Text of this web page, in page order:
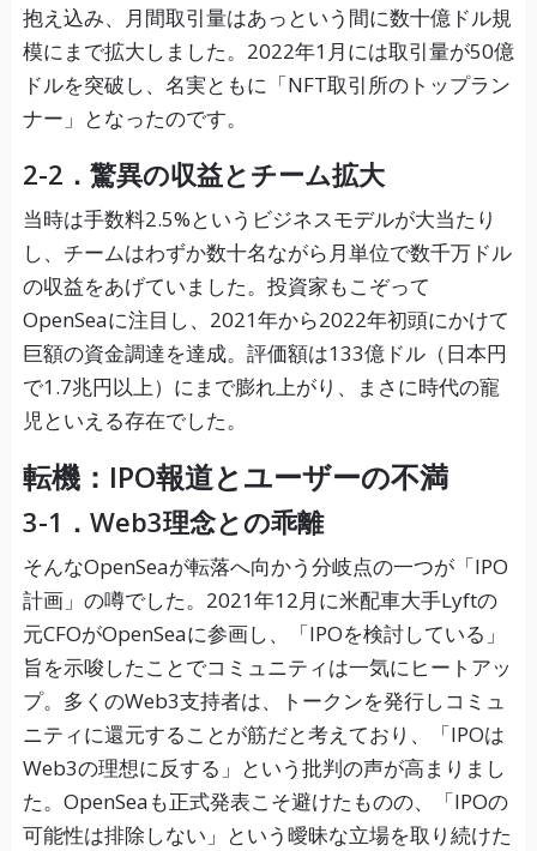
抱え込み、月間取引量はあっという間に数十億ドル規
模にまで拡大しました。2022年1月には取引量が50億
ドルを突破し、名実ともに「NFT取引所のトップラン
ナー」となったのです。
2-2．驚異の収益とチーム拡大
当時は手数料2.5%というビジネスモデルが大当たり
し、チームはわずか数十名ながら月単位で数千万ドル
の収益をあげていました。投資家もこぞって
OpenSeaに注目し、2021年から2022年初頭にかけて
巨額の資金調達を達成。評価額は133億ドル（日本円
で1.7兆円以上）にまで膨れ上がり、まさに時代の寵
児といえる存在でした。
転機：IPO報道とユーザーの不満
3-1．Web3理念との乖離
そんなOpenSeaが転落へ向かう分岐点の一つが「IPO
計画」の噂でした。2021年12月に米配車大手Lyftの
元CFOがOpenSeaに参画し、「IPOを検討している」
旨を示唆したことでコミュニティは一気にヒートアッ
プ。多くのWeb3支持者は、トークンを発行しコミュ
ニティに還元することが筋だと考えており、「IPOは
Web3の理想に反する」という批判の声が高まりまし
た。OpenSeaも正式発表こそ避けたものの、「IPOの
可能性は排除しない」という曖昧な立場を取り続けた